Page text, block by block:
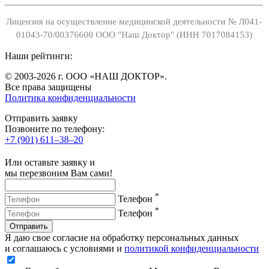
Лицензия на осуществление медицинской деятельности № Л041-
01043-70/00376600 ООО "Наш Доктор" (ИНН 7017084153)
Наши рейтинги:
© 2003-2026 г. ООО «НАШ ДОКТОР».
Все права защищены
Политика конфиденциальности
Отправить заявку
Позвоните по телефону:
+7 (901) 611‒38‒20
Или оставьте заявку и
мы перезвоним Вам сами!
Телефон *
Телефон *
Отправить
Я даю свое согласие на обработку персональных данных
и соглашаюсь с условиями и политикой конфиденциальности